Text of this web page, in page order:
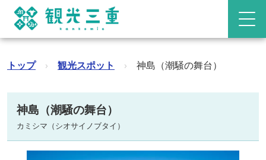
トップ › 観光スポット › 神島（潮騒の舞台）
神島（潮騒の舞台）
カミシマ（シオサイノブタイ）